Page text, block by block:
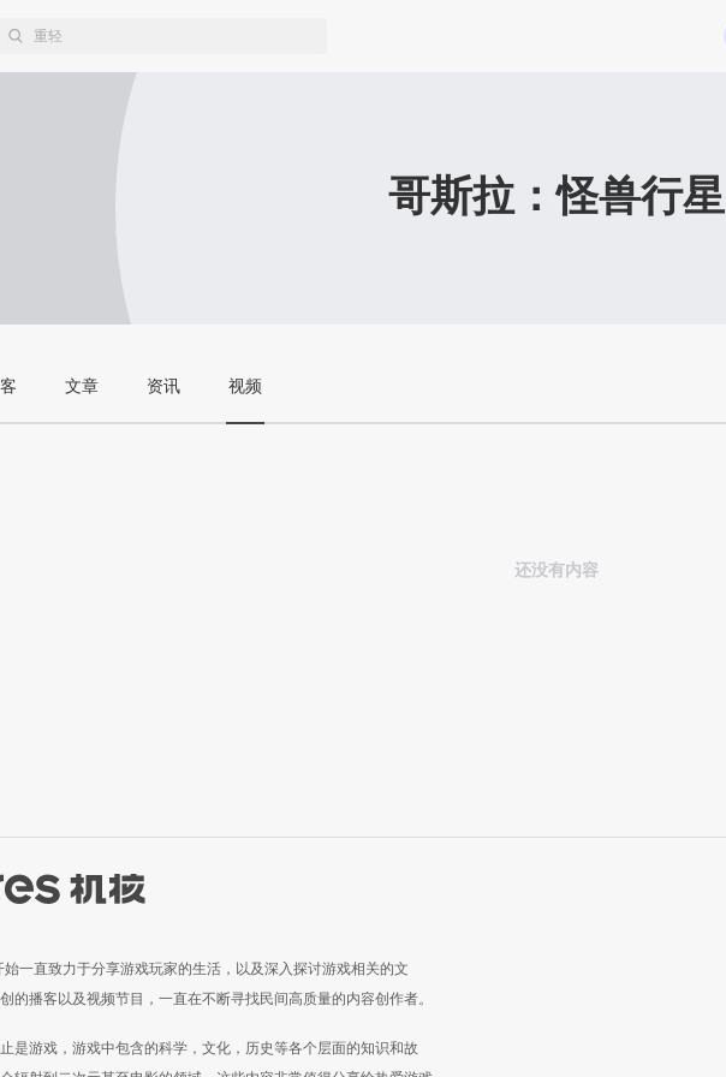
哥斯拉：怪兽行星
文章 资讯 视频
还没有内容
一直致力于分享游戏玩家的生活，以及深入探讨游戏相关的文
的播客以及视频节目，一直在不断寻找民间高质量的内容创作者。
是游戏，游戏中包含的科学，文化，历史等各个层面的知识和故